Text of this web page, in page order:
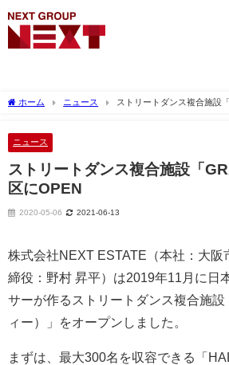
ホーム ニュース
ストリートダンス複合施設
ニュース
ストリートダンス複合施設「
区にOPEN
2020-05-06 2021-06-13
株式会社NEXT ESTATE（本社：大阪
締役：野村 昇平）は2019年11月に日
サーが作るストリートダンス複合施
ィー）」をオープンしました。
まずは、最大300名を収容できる「